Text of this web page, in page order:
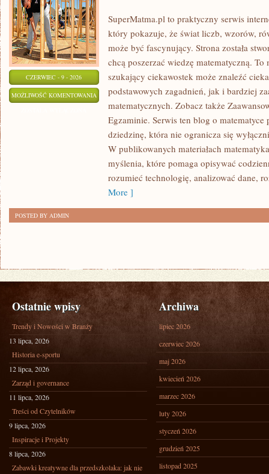
CZERWIEC - 9 - 2026
MOŻLIWOŚĆ KOMENTOWANIA ZAAWANSOWANE
TEMATY
SuperMatma.pl to praktyczny serwis
który pokazuje, że świat liczb, wzorów,
może być fascynujący. Strona została
chcą poszerzać wiedzę matematyczną.
szukający ciekawostek może znaleźć
podstawowych zagadnień, jak i bardziej
matematycznych. Zobacz także
Egzaminie. Serwis ten blog o
dziedzinę, która nie ogranicza się
W publikowanych materiałach
myślenia, które pomaga opisywać
rozumieć technologię, analizować dane,
More ]
POSTED BY ADMIN
Ostatnie wpisy
Trendy i Nowości w Branży
13 lipca, 2026
Historia e-sportu
12 lipca, 2026
Zarząd i governance
11 lipca, 2026
Treści od Czytelników
9 lipca, 2026
Inspiracje i Projekty
8 lipca, 2026
Zabawki kreatywne dla przedszkolaka: jak nie
Archiwa
lipiec 2026
czerwiec 2026
maj 2026
kwiecień 2026
marzec 2026
luty 2026
styczeń 2026
grudzień 2025
listopad 2025